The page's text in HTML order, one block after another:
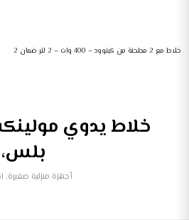
خلاط مع 2 مطحنة من كينوود – 400 وات – 2 لتر ضمان 2
خلاط يدوي
بلس، 350 وات، ابيض
أجهزة منزلية صغيرة,